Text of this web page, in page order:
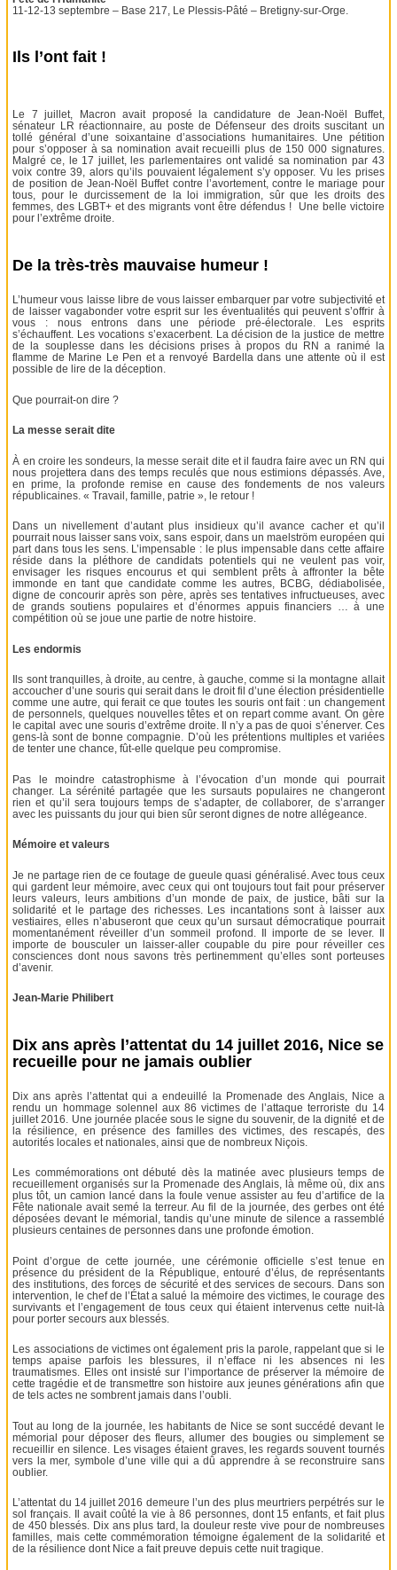
11-12-13 septembre – Base 217, Le Plessis-Pâté – Bretigny-sur-Orge.
Ils l’ont fait !
Le 7 juillet, Macron avait proposé la candidature de Jean-Noël Buffet,
sénateur LR réactionnaire, au poste de Défenseur des droits suscitant un
tollé général d’une soixantaine d’associations humanitaires. Une pétition
pour s’opposer à sa nomination avait recueilli plus de 150 000 signatures.
Malgré ce, le 17 juillet, les parlementaires ont validé sa nomination par 43
voix contre 39, alors qu’ils pouvaient légalement s’y opposer. Vu les prises
de position de Jean-Noël Buffet contre l’avortement, contre le mariage pour
tous, pour le durcissement de la loi immigration, sûr que les droits des
femmes, des LGBT+ et des migrants vont être défendus ! Une belle victoire
pour l’extrême droite.
De la très-très mauvaise humeur !
L’humeur vous laisse libre de vous laisser embarquer par votre subjectivité et
de laisser vagabonder votre esprit sur les éventualités qui peuvent s’offrir à
vous : nous entrons dans une période pré-électorale. Les esprits
s’échauffent. Les vocations s’exacerbent. La décision de la justice de mettre
de la souplesse dans les décisions prises à propos du RN a ranimé la
flamme de Marine Le Pen et a renvoyé Bardella dans une attente où il est
possible de lire de la déception.
Que pourrait-on dire ?
La messe serait dite
À en croire les sondeurs, la messe serait dite et il faudra faire avec un RN qui
nous projettera dans des temps reculés que nous estimions dépassés. Ave,
en prime, la profonde remise en cause des fondements de nos valeurs
républicaines. « Travail, famille, patrie », le retour !
Dans un nivellement d’autant plus insidieux qu’il avance cacher et qu’il
pourrait nous laisser sans voix, sans espoir, dans un maelström européen qui
part dans tous les sens. L’impensable : le plus impensable dans cette affaire
réside dans la pléthore de candidats potentiels qui ne veulent pas voir,
envisager les risques encourus et qui semblent prêts à affronter la bête
immonde en tant que candidate comme les autres, BCBG, dédiabolisée,
digne de concourir après son père, après ses tentatives infructueuses, avec
de grands soutiens populaires et d’énormes appuis financiers … à une
compétition où se joue une partie de notre histoire.
Les endormis
Ils sont tranquilles, à droite, au centre, à gauche, comme si la montagne allait
accoucher d’une souris qui serait dans le droit fil d’une élection présidentielle
comme une autre, qui ferait ce que toutes les souris ont fait : un changement
de personnels, quelques nouvelles têtes et on repart comme avant. On gère
le capital avec une souris d’extrême droite. Il n’y a pas de quoi s’énerver. Ces
gens-là sont de bonne compagnie. D’où les prétentions multiples et variées
de tenter une chance, fût-elle quelque peu compromise.
Pas le moindre catastrophisme à l’évocation d’un monde qui pourrait
changer. La sérénité partagée que les sursauts populaires ne changeront
rien et qu’il sera toujours temps de s’adapter, de collaborer, de s’arranger
avec les puissants du jour qui bien sûr seront dignes de notre allégeance.
Mémoire et valeurs
Je ne partage rien de ce foutage de gueule quasi généralisé. Avec tous ceux
qui gardent leur mémoire, avec ceux qui ont toujours tout fait pour préserver
leurs valeurs, leurs ambitions d’un monde de paix, de justice, bâti sur la
solidarité et le partage des richesses. Les incantations sont à laisser aux
vestiaires, elles n’abuseront que ceux qu’un sursaut démocratique pourrait
momentanément réveiller d’un sommeil profond. Il importe de se lever. Il
importe de bousculer un laisser-aller coupable du pire pour réveiller ces
consciences dont nous savons très pertinemment qu’elles sont porteuses
d’avenir.
Jean-Marie Philibert
Dix ans après l’attentat du 14 juillet 2016, Nice se
recueille pour ne jamais oublier
Dix ans après l’attentat qui a endeuillé la Promenade des Anglais, Nice a
rendu un hommage solennel aux 86 victimes de l’attaque terroriste du 14
juillet 2016. Une journée placée sous le signe du souvenir, de la dignité et de
la résilience, en présence des familles des victimes, des rescapés, des
autorités locales et nationales, ainsi que de nombreux Niçois.
Les commémorations ont débuté dès la matinée avec plusieurs temps de
recueillement organisés sur la Promenade des Anglais, là même où, dix ans
plus tôt, un camion lancé dans la foule venue assister au feu d’artifice de la
Fête nationale avait semé la terreur. Au fil de la journée, des gerbes ont été
déposées devant le mémorial, tandis qu’une minute de silence a rassemblé
plusieurs centaines de personnes dans une profonde émotion.
Point d’orgue de cette journée, une cérémonie officielle s’est tenue en
présence du président de la République, entouré d’élus, de représentants
des institutions, des forces de sécurité et des services de secours. Dans son
intervention, le chef de l’État a salué la mémoire des victimes, le courage des
survivants et l’engagement de tous ceux qui étaient intervenus cette nuit-là
pour porter secours aux blessés.
Les associations de victimes ont également pris la parole, rappelant que si le
temps apaise parfois les blessures, il n’efface ni les absences ni les
traumatismes. Elles ont insisté sur l’importance de préserver la mémoire de
cette tragédie et de transmettre son histoire aux jeunes générations afin que
de tels actes ne sombrent jamais dans l’oubli.
Tout au long de la journée, les habitants de Nice se sont succédé devant le
mémorial pour déposer des fleurs, allumer des bougies ou simplement se
recueillir en silence. Les visages étaient graves, les regards souvent tournés
vers la mer, symbole d’une ville qui a dû apprendre à se reconstruire sans
oublier.
L’attentat du 14 juillet 2016 demeure l’un des plus meurtriers perpétrés sur le
sol français. Il avait coûté la vie à 86 personnes, dont 15 enfants, et fait plus
de 450 blessés. Dix ans plus tard, la douleur reste vive pour de nombreuses
familles, mais cette commémoration témoigne également de la solidarité et
de la résilience dont Nice a fait preuve depuis cette nuit tragique.